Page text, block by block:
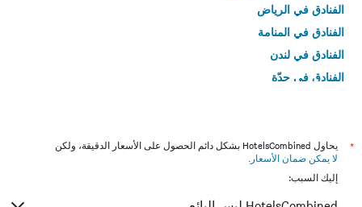
الفنادق في الرياض
الفنادق في المنامة
الفنادق في لندن
الفنادق في جدّة
*
يحاول HotelsCombined بشكل دائم الحصول على الأسعار الدقيقة، ولكن
لا يمكن ضمان الأسعار .
إليك السبب: